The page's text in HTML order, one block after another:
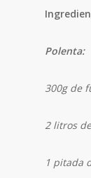
Polenta:
300g de
2 litros
1 pitada